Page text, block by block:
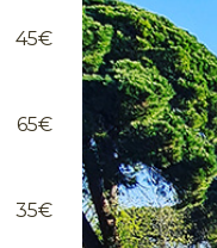
45€
65€
35€